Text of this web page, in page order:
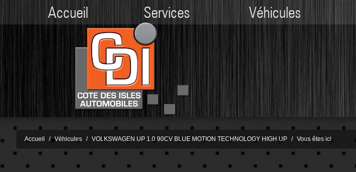
Accueil Services Véhicules
Accueil Véhicules VOLKSWAGEN UP 1.0 90CV BLUE MOTION TECHNOLOGY HIGH UP Vous êtes ici